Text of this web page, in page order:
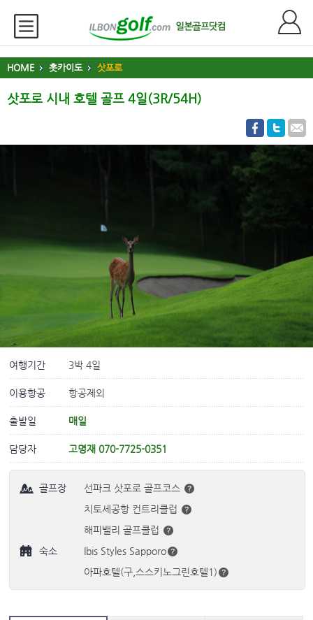
HOME 홋카이도 삿포로
삿포로 시내 호텔 골프 4일(3R/54H)
여행기간 3박 4일
이용항공 항공제외
출발일 매일
담당자 고명재 070-7725-0351
골프장
선파크 삿포로 골프코스
치토세공항 컨트리클럽
해피밸리 골프클럽
숙소
Ibis Styles Sapporo
아파호텔(구,스스키노그린호텔1)